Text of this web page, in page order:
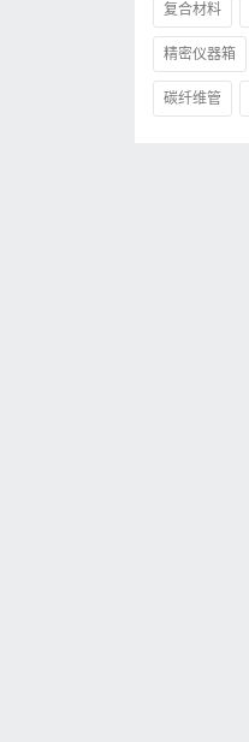
复合材料
精密仪器箱
碳纤维管